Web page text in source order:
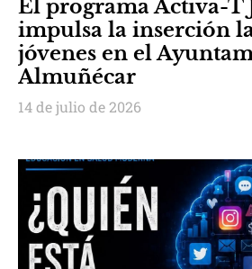
El programa Activa-T
impulsa la inserción
jóvenes en el
Almuñécar
14 de julio de 2026